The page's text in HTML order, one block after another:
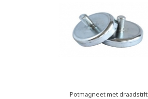
Potmagneet met draadstift